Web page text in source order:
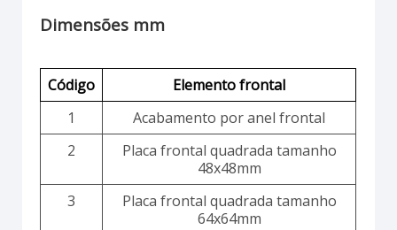
Dimensões mm
Código
Elemento frontal
1
Acabamento por anel frontal
2
Placa frontal quadrada tamanho
48x48mm
3
Placa frontal quadrada tamanho
64x64mm